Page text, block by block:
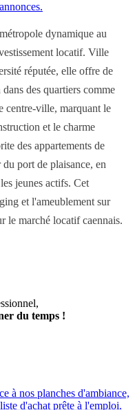
dynamique au
locatif. Ville
réputée, elle offre de
des quartiers comme
centre-ville, marquant le
et le charme
des appartements de
port de plaisance, en
jeunes actifs. Cet
et l'ameublement sur
le marché locatif caennais.
du temps !
à nos planches d'ambiance,
d'achat prête à l'emploi.